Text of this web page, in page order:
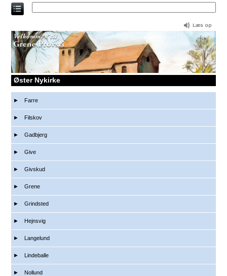
Direkte
til
Øster Nykirke
Farre
Filskov
Gadbjerg
Give
Givskud
Grene
Grindsted
Hejnsvig
Langelund
Lindeballe
Nollund